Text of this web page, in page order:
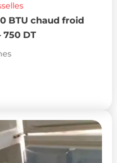
BTU chaud froid
750 DT